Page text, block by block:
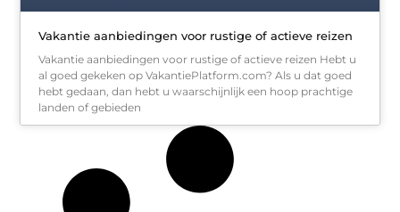
Vakantie aanbiedingen voor rustige of actieve reizen
Vakantie aanbiedingen voor rustige of actieve reizen Hebt u
al goed gekeken op VakantiePlatform.com? Als u dat goed
hebt gedaan, dan hebt u waarschijnlijk een hoop prachtige
landen of gebieden